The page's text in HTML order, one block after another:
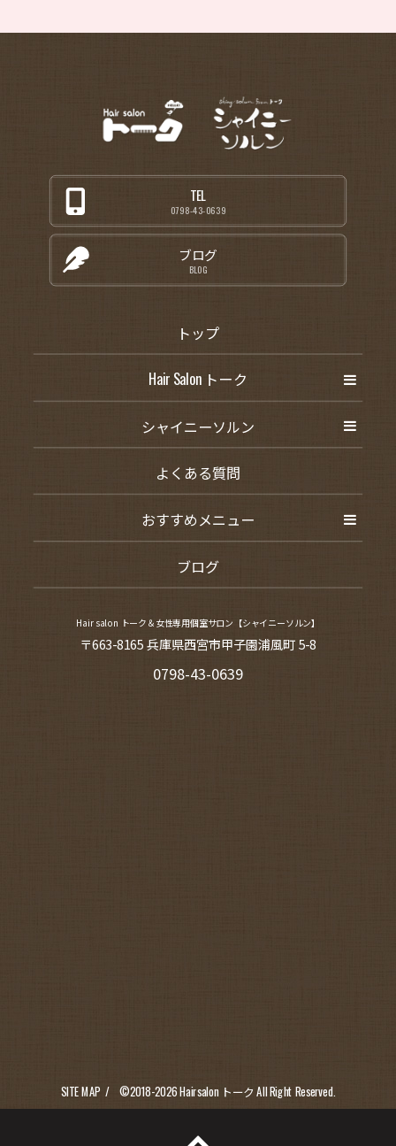
TEL
0798-43-0639
ブログ
BLOG
トップ
Hair Salon トーク
シャイニーソルン
よくある質問
おすすめメニュー
ブログ
Hair salon トーク＆女性専用個室サロン【シャイニーソルン】
〒663-8165 兵庫県西宮市甲子園浦風町 5-8
0798-43-0639
SITE MAP ©2018-2026Hairsalon トーク All Right Reserved.